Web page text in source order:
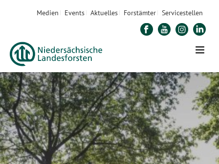
Medien Events Aktuelles Forstämter Servicestellen